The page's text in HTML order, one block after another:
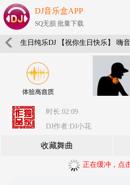
DJ音乐盒APP
SQ无损 批量下载
生日纯乐DJ 【祝你生日快乐】 嗨
时长:02:09
DJ作者:DJ小花
收藏舞曲
正在缓冲，点